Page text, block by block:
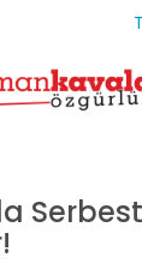
Serbest